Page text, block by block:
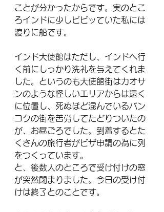
ことが分かったからです。実のとこ
ろインドに少しビビッていた私には
渡りに船です。
インド大使館はただし、インドへ行
く前にしっかり洗礼を与えてくれま
した。というのも大使館街はカオサ
ンのような怪しいエリアからは遠く
に位置し、死ぬほど混んでいるバン
コクの街を苦労してたどりついたの
が、お昼ごろでした。到着するとた
くさんの旅行者がビザ申請の為に列
をつくっています。
と、後数人のところで受け付けの窓
が突然閉まりました。今日の受け付
けは終了とのことです。